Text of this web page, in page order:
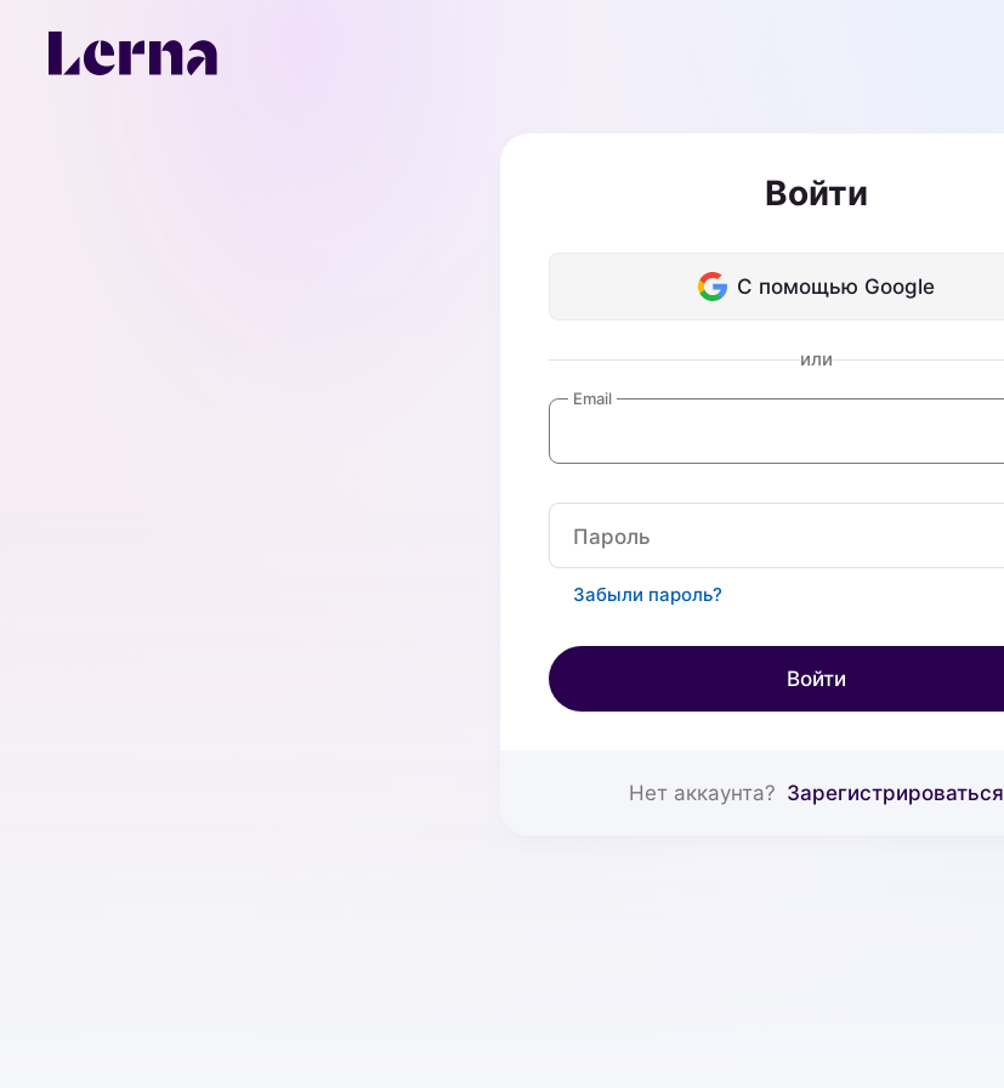
Войти
С помощью Google
или
Email
Пароль
Забыли пароль?
Войти
Нет аккаунта? Зарегистрироваться